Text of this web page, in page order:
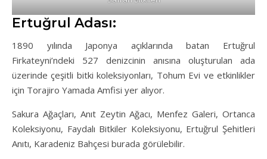
Ertuğrul Adası:
1890 yılında Japonya açıklarında batan Ertuğrul
Firkateyni’ndeki 527 denizcinin anısına oluşturulan ada
üzerinde çeşitli bitki koleksiyonları, Tohum Evi ve etkinlikler
için Torajiro Yamada Amfisi yer alıyor.
Sakura Ağaçları, Anıt Zeytin Ağacı, Menfez Galeri, Ortanca
Koleksiyonu, Faydalı Bitkiler Koleksiyonu, Ertuğrul Şehitleri
Anıtı, Karadeniz Bahçesi burada görülebilir.